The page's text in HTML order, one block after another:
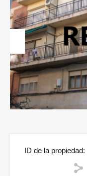
Previous
ID de la propiedad: